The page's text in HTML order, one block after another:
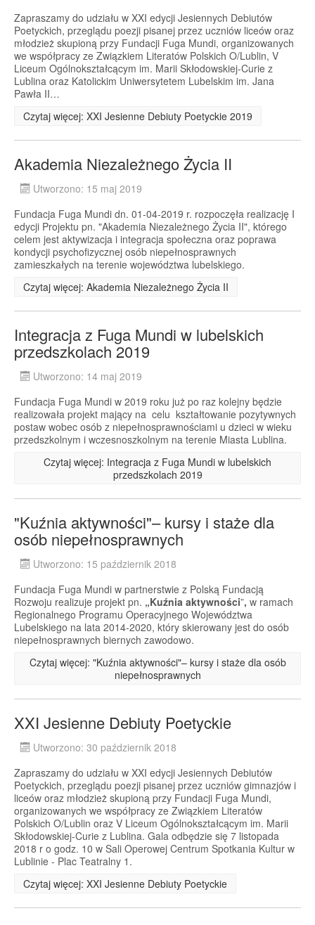
Zapraszamy do udziału w XXI edycji Jesiennych Debiutów
Poetyckich, przeglądu poezji pisanej przez uczniów liceów oraz
młodzież skupioną przy Fundacji Fuga Mundi, organizowanych
we współpracy ze Związkiem Literatów Polskich O/Lublin, V
Liceum Ogólnokształcącym im. Marii Skłodowskiej-Curie z
Lublina oraz Katolickim Uniwersytetem Lubelskim im. Jana
Pawła II…
Czytaj więcej: XXI Jesienne Debiuty Poetyckie 2019
Akademia Niezależnego Życia II
Utworzono: 15 maj 2019
Fundacja Fuga Mundi dn. 01-04-2019 r. rozpoczęła realizację I
edycji Projektu pn. "Akademia Niezależnego Życia II", którego
celem jest aktywizacja i integracja społeczna oraz poprawa
kondycji psychofizycznej osób niepełnosprawnych
zamieszkałych na terenie województwa lubelskiego.
Czytaj więcej: Akademia Niezależnego Życia II
Integracja z Fuga Mundi w lubelskich
przedszkolach 2019
Utworzono: 14 maj 2019
Fundacja Fuga Mundi w 2019 roku już po raz kolejny będzie
realizowała projekt mający na celu kształtowanie pozytywnych
postaw wobec osób z niepełnosprawnościami u dzieci w wieku
przedszkolnym i wczesnoszkolnym na terenie Miasta Lublina.
Czytaj więcej: Integracja z Fuga Mundi w lubelskich
przedszkolach 2019
"Kuźnia aktywności"– kursy i staże dla
osób niepełnosprawnych
Utworzono: 15 październik 2018
Fundacja Fuga Mundi w partnerstwie z Polską Fundacją
Rozwoju realizuje projekt pn. „Kuźnia aktywności”, w ramach
Regionalnego Programu Operacyjnego Województwa
Lubelskiego na lata 2014-2020, który skierowany jest do osób
niepełnosprawnych biernych zawodowo.
Czytaj więcej: "Kuźnia aktywności"– kursy i staże dla osób
niepełnosprawnych
XXI Jesienne Debiuty Poetyckie
Utworzono: 30 październik 2018
Zapraszamy do udziału w XXI edycji Jesiennych Debiutów
Poetyckich, przeglądu poezji pisanej przez uczniów gimnazjów i
liceów oraz młodzież skupioną przy Fundacji Fuga Mundi,
organizowanych we współpracy ze Związkiem Literatów
Polskich O/Lublin oraz V Liceum Ogólnokształcącym im. Marii
Skłodowskiej-Curie z Lublina. Gala odbędzie się 7 listopada
2018 r o godz. 10 w Sali Operowej Centrum Spotkania Kultur w
Lublinie - Plac Teatralny 1.
Czytaj więcej: XXI Jesienne Debiuty Poetyckie